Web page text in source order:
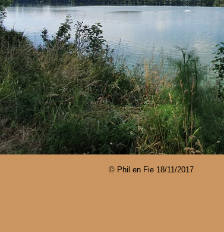
© Phil en Fie 18/11/2017